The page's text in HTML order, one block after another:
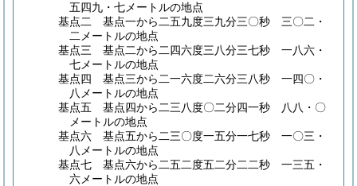
五四九・七メートルの地点
基点二 基点一から二五九度三九分三〇秒 三〇二・
二メートルの地点
基点三 基点二から二四六度三八分三七秒 一八六・
七メートルの地点
基点四 基点三から二一六度二六分三八秒 一四〇・
八メートルの地点
基点五 基点四から二三八度〇二分四一秒 八八・〇
メートルの地点
基点六 基点五から二三〇度一五分一七秒 一〇三・
八メートルの地点
基点七 基点六から二五二度五二分二二秒 一三五・
六メートルの地点